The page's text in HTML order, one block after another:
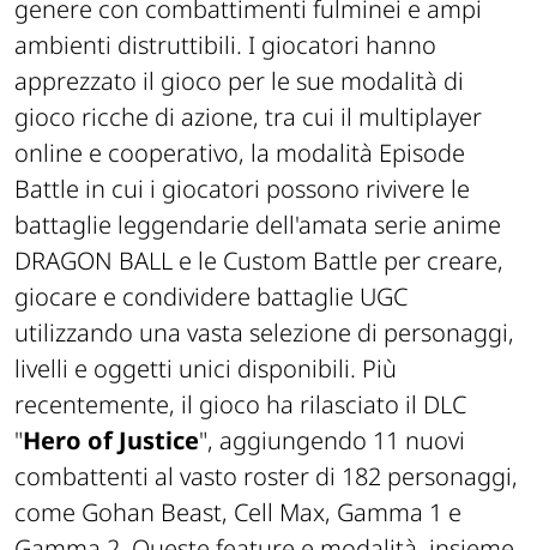
genere con combattimenti fulminei e ampi
ambienti distruttibili. I giocatori hanno
apprezzato il gioco per le sue modalità di
gioco ricche di azione, tra cui il multiplayer
online e cooperativo, la modalità Episode
Battle in cui i giocatori possono rivivere le
battaglie leggendarie dell'amata serie anime
DRAGON BALL e le Custom Battle per creare,
giocare e condividere battaglie UGC
utilizzando una vasta selezione di personaggi,
livelli e oggetti unici disponibili. Più
recentemente, il gioco ha rilasciato il DLC
"Hero of Justice", aggiungendo 11 nuovi
combattenti al vasto roster di 182 personaggi,
come Gohan Beast, Cell Max, Gamma 1 e